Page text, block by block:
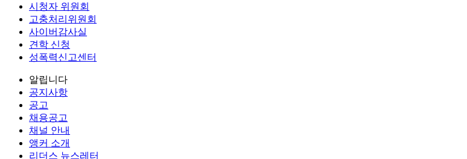
시청자 위원회
고충처리위원회
사이버감사실
견학 신청
성폭력신고센터
알립니다
공지사항
공고
채용공고
채널 안내
앵커 소개
리더스 뉴스레터